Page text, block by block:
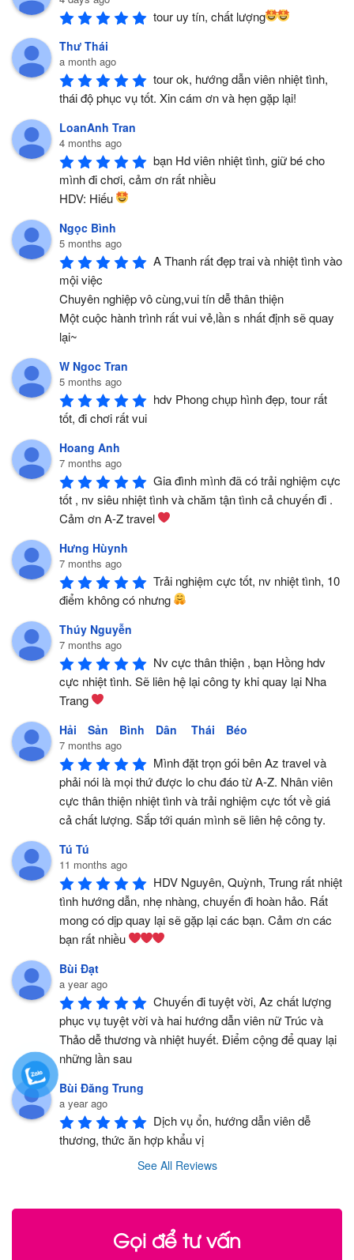
tour uy tín, chất lượng
Thư Thái
a month ago
tour ok, hướng dẫn viên nhiệt tình,
thái độ phục vụ tốt. Xin cám ơn và hẹn gặp lại!
LoanAnh Tran
4 months ago
bạn Hd viên nhiệt tình, giữ bé cho
mình đi chơi, cảm ơn rất nhiều
HDV: Hiếu
Ngọc Bình
5 months ago
A Thanh rất đẹp trai và nhiệt tình vào
mội việc
Chuyên nghiệp vô cùng,vui tín dễ thân thiện
Một cuộc hành trình rất vui vẻ,lần s nhất định sẽ quay
lại~
W Ngoc Tran
5 months ago
hdv Phong chụp hình đẹp, tour rất
tốt, đi chơi rất vui
Hoang Anh
7 months ago
Gia đình mình đã có trải nghiệm cực
tốt , nv siêu nhiệt tình và chăm tận tình cả chuyến đi .
Cảm ơn A-Z travel
Hưng Hùynh
7 months ago
Trải nghiệm cực tốt, nv nhiệt tình, 10
điểm không có nhưng
Thúy Nguyễn
7 months ago
Nv cực thân thiện , bạn Hồng hdv
cực nhiệt tình. Sẽ liên hệ lại công ty khi quay lại Nha
Trang
Hải Sản Bình Dân Thái Béo
7 months ago
Mình đặt trọn gói bên Az travel và
phải nói là mọi thứ được lo chu đáo từ A-Z. Nhân viên
cực thân thiện nhiệt tình và trải nghiệm cực tốt về giá
cả chất lượng. Sắp tới quán mình sẽ liên hệ công ty.
Tú Tú
11 months ago
HDV Nguyên, Quỳnh, Trung rất nhiệt
tình hướng dẫn, nhẹ nhàng, chuyến đi hoàn hảo. Rất
mong có dịp quay lại sẽ gặp lại các bạn. Cảm ơn các
bạn rất nhiều
Bùi Đạt
a year ago
Chuyến đi tuyệt vời, Az chất lượng
phục vụ tuyệt vời và hai hướng dẫn viên nữ Trúc và
Thảo dễ thương và nhiệt huyết. Điểm cộng để quay lại
những lần sau
Bùi Đăng Trung
a year ago
Dịch vụ ổn, hướng dẫn viên dễ
thương, thức ăn hợp khẩu vị
See All Reviews
Gọi để tư vấn